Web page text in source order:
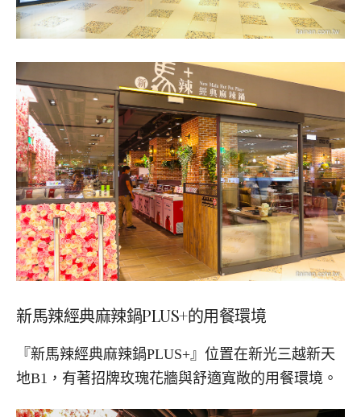
新馬辣經典麻辣鍋PLUS+的用餐環境
『新馬辣經典麻辣鍋PLUS+』位置在新光三越新天
地B1，有著招牌玫瑰花牆與舒適寬敞的用餐環境。